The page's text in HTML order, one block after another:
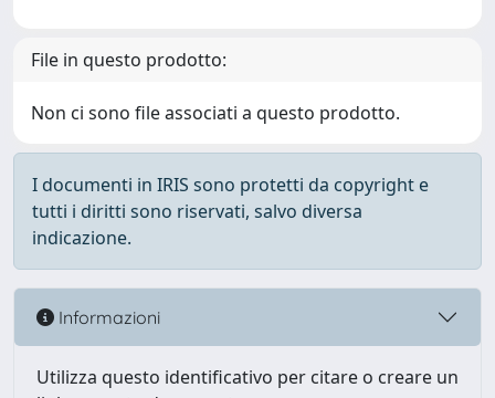
File in questo prodotto:
Non ci sono file associati a questo prodotto.
I documenti in IRIS sono protetti da copyright e
tutti i diritti sono riservati, salvo diversa
indicazione.
Informazioni
Utilizza questo identificativo per citare o creare un